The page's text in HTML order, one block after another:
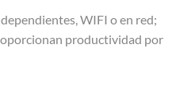
WIFI o en red;
productividad por